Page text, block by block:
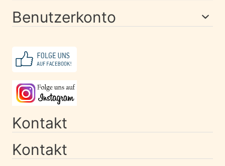
Benutzerkonto
Kontakt
Kontakt